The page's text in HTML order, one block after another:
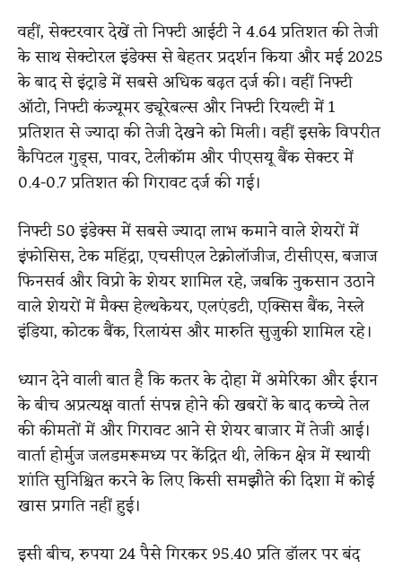
वहीं, सेक्टरवार देखें तो निफ्टी आईटी ने 4.64 प्रतिशत की तेजी
के साथ सेक्टोरल इंडेक्स से बेहतर प्रदर्शन किया और मई 2025
के बाद से इंट्राडे में सबसे अधिक बढ़त दर्ज की। वहीं निफ्टी
ऑटो, निफ्टी कंज्यूमर ड्यूरेबल्स और निफ्टी रियल्टी में 1
प्रतिशत से ज्यादा की तेजी देखने को मिली। वहीं इसके विपरीत
कैपिटल गुड्स, पावर, टेलीकॉम और पीएसयू बैंक सेक्टर में
0.4-0.7 प्रतिशत की गिरावट दर्ज की गई।
निफ्टी 50 इंडेक्स में सबसे ज्यादा लाभ कमाने वाले शेयरों में
इंफोसिस, टेक महिंद्रा, एचसीएल टेक्नोलॉजीज, टीसीएस, बजाज
फिनसर्व और विप्रो के शेयर शामिल रहे, जबकि नुकसान उठाने
वाले शेयरों में मैक्स हेल्थकेयर, एलएंडटी, एक्सिस बैंक, नेस्ले
इंडिया, कोटक बैंक, रिलायंस और मारुति सुजुकी शामिल रहे।
ध्यान देने वाली बात है कि कतर के दोहा में अमेरिका और ईरान
के बीच अप्रत्यक्ष वार्ता संपन्न होने की खबरों के बाद कच्चे तेल
की कीमतों में और गिरावट आने से शेयर बाजार में तेजी आई।
वार्ता होर्मुज जलडमरूमध्य पर केंद्रित थी, लेकिन क्षेत्र में स्थायी
शांति सुनिश्चित करने के लिए किसी समझौते की दिशा में कोई
खास प्रगति नहीं हुई।
इसी बीच, रुपया 24 पैसे गिरकर 95.40 प्रति डॉलर पर बंद